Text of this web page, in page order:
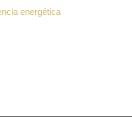
energética